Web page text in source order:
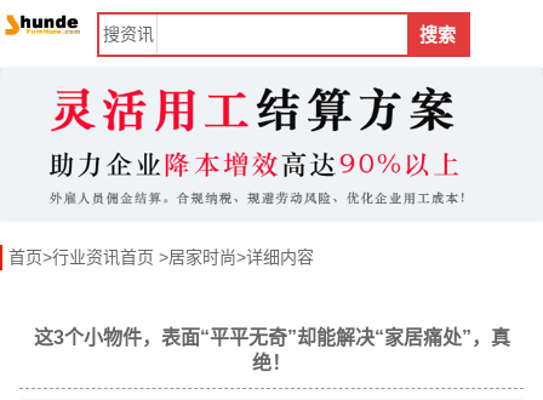
搜资讯 搜索
首页>行业资讯首页 >居家时尚>详细内容
这3个小物件，表面“平平无奇”却能解决“家居痛处”，真
绝！